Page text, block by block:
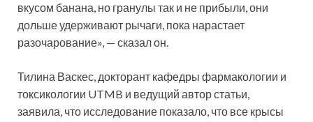
вкусом банана, но гранулы так и не прибыли, они
дольше удерживают рычаги, пока нарастает
разочарование», — сказал он.
Тилина Васкес, докторант кафедры фармакологии и
токсикологии UTMB и ведущий автор статьи,
заявила, что исследование показало, что все крысы